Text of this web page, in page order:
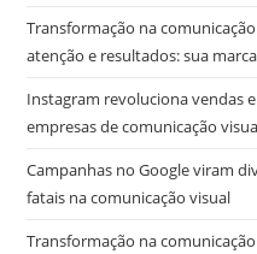
Transformação na
atenção e resultados: sua
Instagram revoluciona vendas
empresas de comunicação
Campanhas no Google viram
fatais na comunicação visual
Transformação na